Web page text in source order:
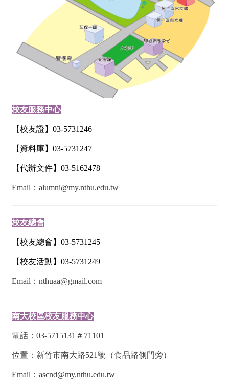
校友服務中心
【校友證】 03-5731246
【資料庫】 03-5731247
【代辦文件】 03-5162478
Email： alumni@my.nthu.edu.tw
校友總會
【校友總會】 03-5731245
【校友活動】 03-5731249
Email： nthuaa@gmail.com
南大校區校友服務中心
電話：03-5715131＃71101
位置：新竹市南大路521號 （食品路側門旁）
Email： ascnd@my.nthu.edu.tw